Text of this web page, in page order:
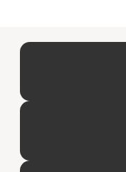
Ароматизация автомобиля
г. Москва
info@aridahome.ru